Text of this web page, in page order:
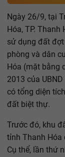
Ngày 26/9, tại
Hóa, TP.
sử dụng đất
phòng và dân
Hóa (mặt bằng
2013 của
có tổng diện
đất biệt thự.
Trước đó, khu
tỉnh Thanh Hóa
Cụ thể, lần thứ